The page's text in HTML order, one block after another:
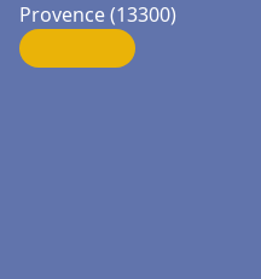
Provence (13300)